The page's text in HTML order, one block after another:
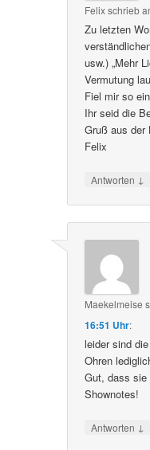
Felixschrieb
Zu letzten
usw.) „Mehr
Vermutung
Fiel mir so
Ihr seid die
Gruß aus der
Felix
Antworten ↓
Maekelmeise
16:51 Uhr:
leider sind
Ohren
Gut, dass sie
Shownotes!
Antworten ↓